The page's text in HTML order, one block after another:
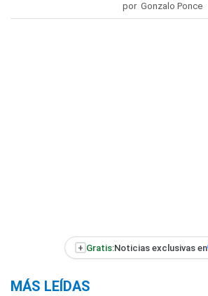
por Gonzalo Ponce
+ Gratis:Noticias exclusivas en
MÁS LEÍDAS